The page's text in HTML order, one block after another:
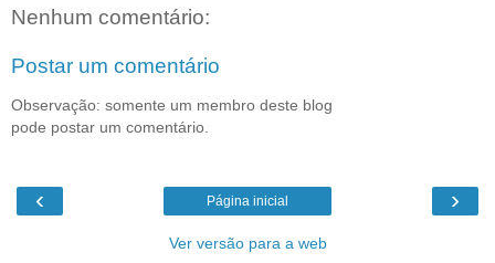
Nenhum comentário:
Postar um comentário
Observação: somente um membro deste blog
pode postar um comentário.
‹ ›
Página inicial
Ver versão para a web